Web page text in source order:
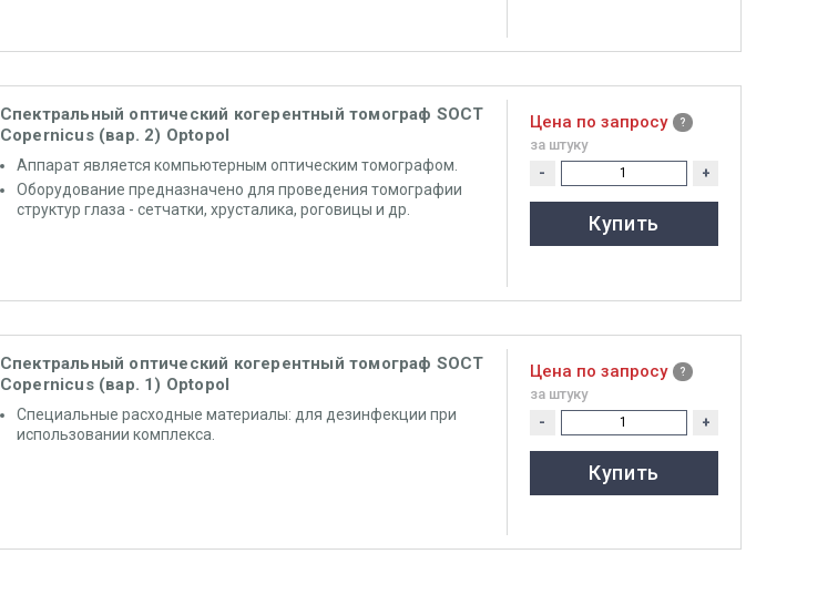
Спектральный оптический когерентный томограф SOCT
Copernicus (вар. 2) Optopol
Аппарат является компьютерным оптическим томографом.
Оборудование предназначено для проведения томографии
структур глаза - сетчатки, хрусталика, роговицы и др.
Цена по запросу
за штуку
- +
Купить
Спектральный оптический когерентный томограф SOCT
Copernicus (вар. 1) Optopol
Специальные расходные материалы: для дезинфекции при
использовании комплекса.
Цена по запросу
за штуку
- +
Купить